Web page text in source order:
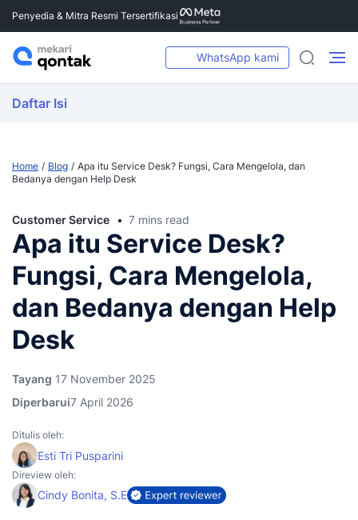
Penyedia & Mitra Resmi Tersertifikasi
WhatsApp kami
Daftar Isi
Home Blog
Apa itu Service Desk? Fungsi, Cara Mengelola, dan
Bedanya dengan Help Desk
Customer Service 7 mins read
Apa itu Service Desk?
Fungsi, Cara Mengelola,
dan Bedanya dengan Help
Desk
Tayang 17 November 2025
Diperbarui7 April 2026
Ditulis oleh:
Esti Tri Pusparini
Direview oleh:
Cindy Bonita, S.E